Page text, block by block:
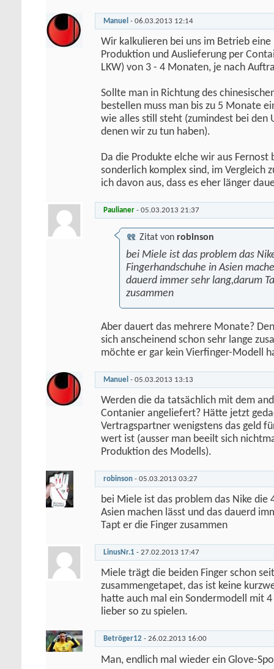
Manuel - 06.03.2013 12:14
Wir kalkulieren bei uns im Betrieb
Produktion und Auslieferung per
LKW) von 3 - 4 Monaten, je nach
Sollte man in Richtung des
bestellen muss man bis zu 5 Monate
wie alles still steht (zumindest bei den
denen wir zu tun haben).
Da die Produkte elche wir aus Fernost
sonderlich komplex sind, im Vergleich
ich davon aus, dass es eher länger
Paulianer - 05.03.2013 21:37
Zitat von robinson
bei Miele ist das problem das
Fingerhandschuhe in Asien
dauerd immer sehr lang,darum
zusammen
Aber dauert das mehrere Monate?
sich anscheinend schon sehr lange
möchte er gar kein Vierfinger-Modell
Manuel - 05.03.2013 13:13
Werden die da tatsächlich mit dem
Contanier angeliefert? Hätte jetzt
Vertragspartner wenigstens das geld
wert ist (ausser man beeilt sich
Produktion des Modells).
robinson - 05.03.2013 03:27
bei Miele ist das problem das Nike die
Asien machen lässt und das dauerd
Tapt er die Finger zusammen
LinusNr.1 - 27.02.2013 17:47
Miele trägt die beiden Finger schon
zusammengetapet, das ist keine
hatte auch mal ein Sondermodell mit
lieber so zu spielen.
Betröger12 - 26.02.2013 16:00
Man, endlich mal wieder ein Glove-